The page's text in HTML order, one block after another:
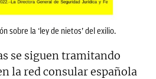
sobre la ‘ley de nietos’ del exilio.
se siguen tramitando
la red consular española